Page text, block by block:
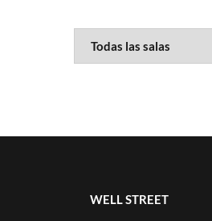
WELL STREET